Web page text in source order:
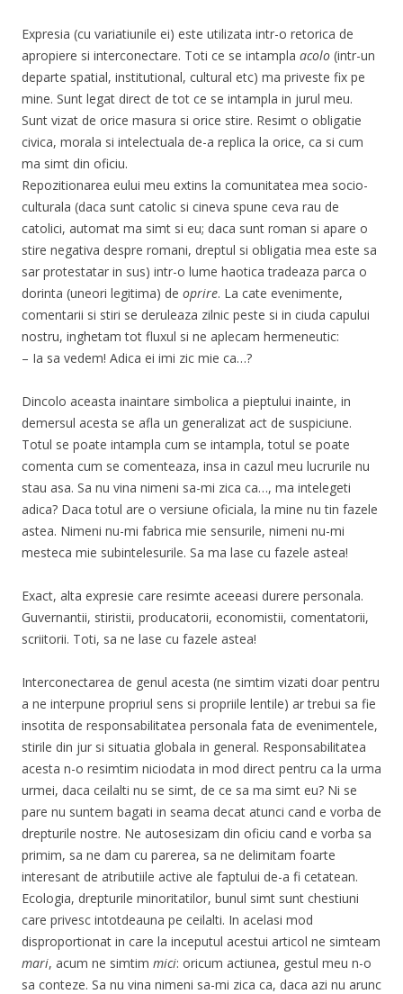
Expresia (cu variatiunile ei) este utilizata intr-o retorica de
apropiere si interconectare. Toti ce se intampla acolo (intr-un
departe spatial, institutional, cultural etc) ma priveste fix pe
mine. Sunt legat direct de tot ce se intampla in jurul meu.
Sunt vizat de orice masura si orice stire. Resimt o obligatie
civica, morala si intelectuala de-a replica la orice, ca si cum
ma simt din oficiu.
Repozitionarea eului meu extins la comunitatea mea socio-
culturala (daca sunt catolic si cineva spune ceva rau de
catolici, automat ma simt si eu; daca sunt roman si apare o
stire negativa despre romani, dreptul si obligatia mea este sa
sar protestatar in sus) intr-o lume haotica tradeaza parca o
dorinta (uneori legitima) de oprire. La cate evenimente,
comentarii si stiri se deruleaza zilnic peste si in ciuda capului
nostru, inghetam tot fluxul si ne aplecam hermeneutic:
– Ia sa vedem! Adica ei imi zic mie ca…?
Dincolo aceasta inaintare simbolica a pieptului inainte, in
demersul acesta se afla un generalizat act de suspiciune.
Totul se poate intampla cum se intampla, totul se poate
comenta cum se comenteaza, insa in cazul meu lucrurile nu
stau asa. Sa nu vina nimeni sa-mi zica ca…, ma intelegeti
adica? Daca totul are o versiune oficiala, la mine nu tin fazele
astea. Nimeni nu-mi fabrica mie sensurile, nimeni nu-mi
mesteca mie subintelesurile. Sa ma lase cu fazele astea!
Exact, alta expresie care resimte aceeasi durere personala.
Guvernantii, stiristii, producatorii, economistii, comentatorii,
scriitorii. Toti, sa ne lase cu fazele astea!
Interconectarea de genul acesta (ne simtim vizati doar pentru
a ne interpune propriul sens si propriile lentile) ar trebui sa fie
insotita de responsabilitatea personala fata de evenimentele,
stirile din jur si situatia globala in general. Responsabilitatea
acesta n-o resimtim niciodata in mod direct pentru ca la urma
urmei, daca ceilalti nu se simt, de ce sa ma simt eu? Ni se
pare nu suntem bagati in seama decat atunci cand e vorba de
drepturile nostre. Ne autosesizam din oficiu cand e vorba sa
primim, sa ne dam cu parerea, sa ne delimitam foarte
interesant de atributiile active ale faptului de-a fi cetatean.
Ecologia, drepturile minoritatilor, bunul simt sunt chestiuni
care privesc intotdeauna pe ceilalti. In acelasi mod
disproportionat in care la inceputul acestui articol ne simteam
mari, acum ne simtim mici: oricum actiunea, gestul meu n-o
sa conteze. Sa nu vina nimeni sa-mi zica ca, daca azi nu arunc